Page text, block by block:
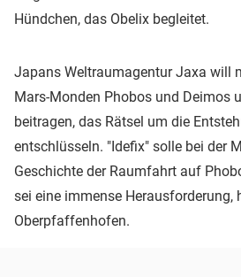
Hündchen, das Obelix begleitet.
Japans Weltraumagentur Jaxa will
Mars-Monden Phobos und Deimos
beitragen, das Rätsel um die
entschlüsseln. "Idefix" solle bei der
Geschichte der Raumfahrt auf
sei eine immense Herausforderung,
Oberpfaffenhofen.